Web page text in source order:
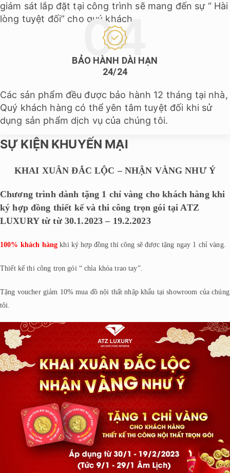
giám sát lắp đặt tại công trình sẽ mang đến sự “ Hài
lòng tuyệt đối” cho quý khách.
BẢO HÀNH DÀI HẠN
24/24
Các sản phẩm đều được bảo hành 12 tháng tại nhà,
Quý khách hàng có thể yên tâm tuyệt đối khi sử
dụng sản phẩm dịch vụ của chúng tôi.
SỰ KIỆN KHUYẾN MẠI
KHAI XUÂN ĐẮC LỘC – NHẬN VÀNG NHƯ Ý
Chương trình dành tặng 1 chỉ vàng cho khách hàng khi
ký hợp đồng thiết kế và thi công trọn gói tại ATZ
LUXURY từ từ 30.1.2023 – 19.2.2023
100% khách hàngkhi ký hợp đồng thi công sẽ được tặng ngay 1 chỉ vàng.
Thiết kế thi công trọn gói “ chìa khóa trao tay”.
Tặng voucher giảm 10% mua đồ nội thất nhập khẩu tại showroom của chúng
tôi.